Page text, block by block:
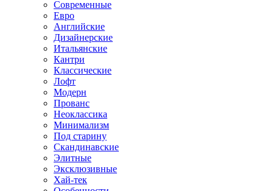
Современные
Евро
Английские
Дизайнерские
Итальянские
Кантри
Классические
Лофт
Модерн
Прованс
Неоклассика
Минимализм
Под старину
Скандинавские
Элитные
Эксклюзивные
Хай-тек